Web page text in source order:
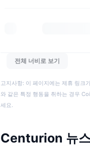
전체 너비로 보기
고지사항: 이 페이지에는 제휴 링크
와 같은 특정 행동을 취하는 경우
세요.
Centurion 뉴